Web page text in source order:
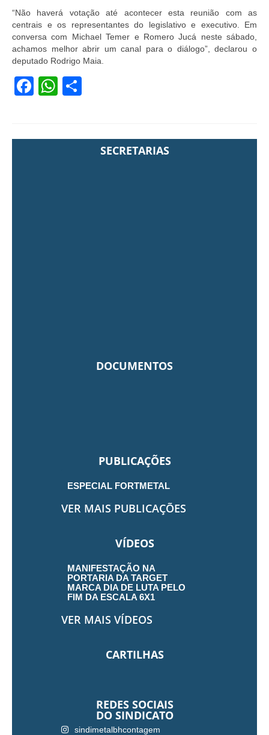
“Não haverá votação até acontecer esta reunião com as
centrais e os representantes do legislativo e executivo. Em
conversa com Michael Temer e Romero Jucá neste sábado,
achamos melhor abrir um canal para o diálogo”, declarou o
deputado Rodrigo Maia.
Facebook
WhatsApp
SECRETARIAS
DOCUMENTOS
PUBLICAÇÕES
ESPECIAL FORTMETAL
VER MAIS PUBLICAÇÕES
VÍDEOS
MANIFESTAÇÃO NA
PORTARIA DA TARGET
MARCA DIA DE LUTA PELO
FIM DA ESCALA 6X1
VER MAIS VÍDEOS
CARTILHAS
REDES SOCIAIS
DO SINDICATO
sindimetalbhcontagem